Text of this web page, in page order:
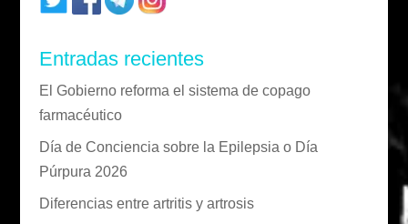
Entradas recientes
El Gobierno reforma el sistema de copago
farmacéutico
Día de Conciencia sobre la Epilepsia o Día
Púrpura 2026
Diferencias entre artritis y artrosis